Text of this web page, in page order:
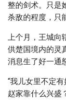
整的剑术。只是
杀敌的程度，只
上个月，王城向
供楚国境内的灵
消息生了好一通
“我儿女里不定
赵家靠什么兴盛